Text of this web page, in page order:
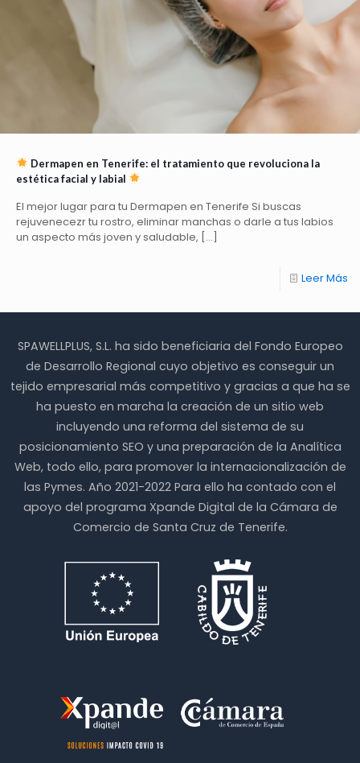
Dermapen en Tenerife: el tratamiento que revoluciona la
estética facial y labial
El mejor lugar para tu Dermapen en Tenerife Si buscas
rejuvenecezr tu rostro, eliminar manchas o darle a tus labios
un aspecto más joven y saludable, […]
Leer Más
SPAWELLPLUS, S.L. ha sido beneficiaria del Fondo Europeo
de Desarrollo Regional cuyo objetivo es conseguir un
tejido empresarial más competitivo y gracias a que ha se
ha puesto en marcha la creación de un sitio web
incluyendo una reforma del sistema de su
posicionamiento SEO y una preparación de la Analítica
Web, todo ello, para promover la internacionalización de
las Pymes. Año 2021-2022 Para ello ha contado con el
apoyo del programa Xpande Digital de la Cámara de
Comercio de Santa Cruz de Tenerife.